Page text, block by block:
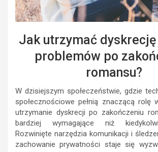
Jak utrzymać dyskrecję
problemów po
romansu?
W dzisiejszym społeczeństwie, gdzie
społecznościowe pełnią znaczącą rolę
utrzymanie dyskrecji po zakończeniu
bardziej wymagające niż
Rozwinięte narzędzia komunikacji i
zachowanie prywatności staje się